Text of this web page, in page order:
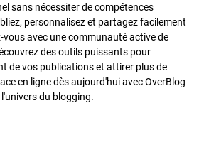
sans nécessiter de compétences
personnalisez et partagez facilement
avec une communauté active de
des outils puissants pour
de vos publications et attirer plus de
en ligne dès aujourd'hui avec OverBlog
du blogging.